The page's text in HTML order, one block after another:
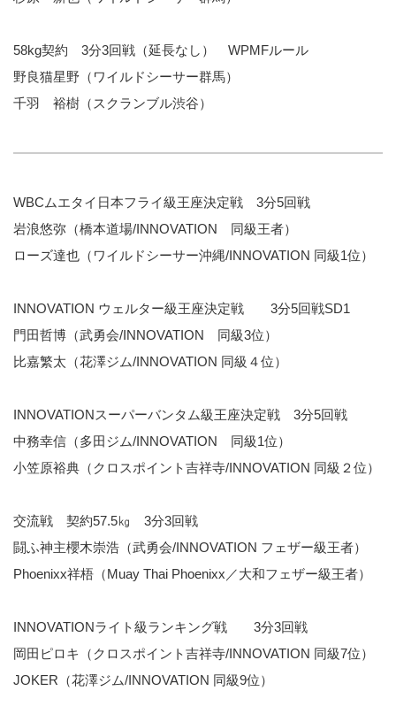
58kg契約 3分3回戦（延長なし） WPMFルール
野良猫星野（ワイルドシーサー群馬）
千羽 裕樹（スクランブル渋谷）
WBCムエタイ日本フライ級王座決定戦 3分5回戦
岩浪悠弥（橋本道場/INNOVATION 同級王者）
ローズ達也（ワイルドシーサー沖縄/INNOVATION 同級1位）
INNOVATION ウェルター級王座決定戦 3分5回戦SD1
門田哲博（武勇会/INNOVATION 同級3位）
比嘉繁太（花澤ジム/INNOVATION 同級４位）
INNOVATIONスーパーバンタム級王座決定戦 3分5回戦
中務幸信（多田ジム/INNOVATION 同級1位）
小笠原裕典（クロスポイント吉祥寺/INNOVATION 同級２位）
交流戦 契約57.5㎏ 3分3回戦
闘ふ神主櫻木崇浩（武勇会/INNOVATION フェザー級王者）
Phoenixx祥梧（Muay Thai Phoenixx／大和フェザー級王者）
INNOVATIONライト級ランキング戦 3分3回戦
岡田ピロキ（クロスポイント吉祥寺/INNOVATION 同級7位）
JOKER（花澤ジム/INNOVATION 同級9位）